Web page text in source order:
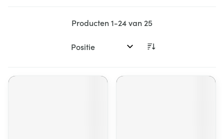
Producten1-24van 25
Sorteer op: